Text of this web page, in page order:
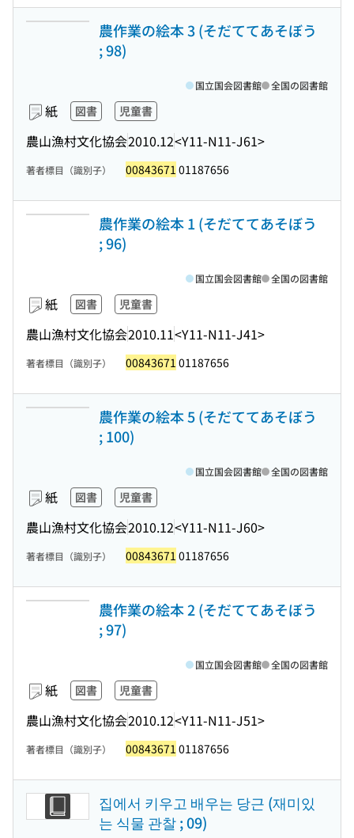
農作業の絵本 3 (そだててあそぼう
; 98)
紙 図書 児童書
農山漁村文化協会2010.12<Y11-N11-J61>
国立国会図書館 全国の図書館
著者標目（識別子） 00843671 01187656
農作業の絵本 1 (そだててあそぼう
; 96)
紙 図書 児童書
農山漁村文化協会2010.11<Y11-N11-J41>
国立国会図書館 全国の図書館
著者標目（識別子） 00843671 01187656
農作業の絵本 5 (そだててあそぼう
; 100)
紙 図書 児童書
農山漁村文化協会2010.12<Y11-N11-J60>
国立国会図書館 全国の図書館
著者標目（識別子） 00843671 01187656
農作業の絵本 2 (そだててあそぼう
; 97)
紙 図書 児童書
農山漁村文化協会2010.12<Y11-N11-J51>
国立国会図書館 全国の図書館
著者標目（識別子） 00843671 01187656
집에서 키우고 배우는 당근 (재미있
는 식물 관찰 ; 09)